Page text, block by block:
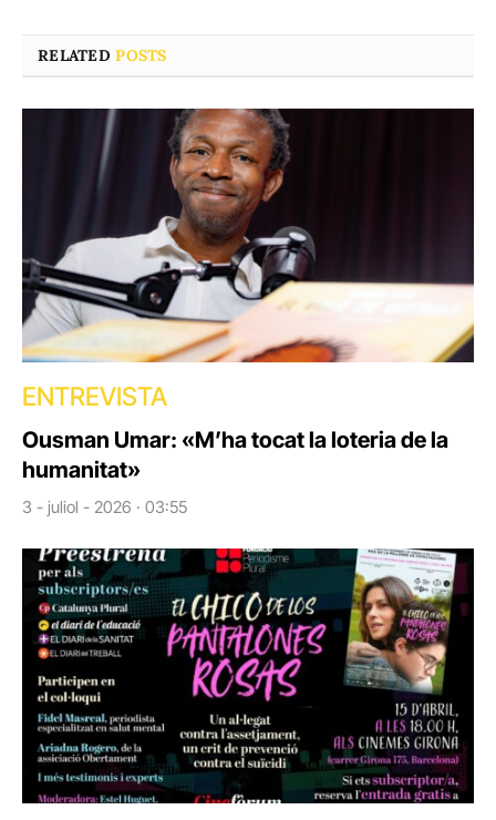
RELATEDPOSTS
ENTREVISTA
Ousman Umar: «M’ha tocat la loteria de la
humanitat»
3 - juliol - 2026 · 03:55